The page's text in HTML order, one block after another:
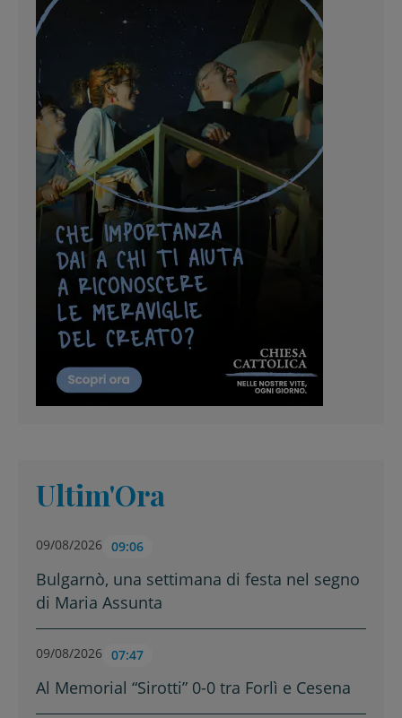
Ultim'Ora
09/08/2026 09:06
Bulgarnò, una settimana di festa nel segno
di Maria Assunta
09/08/2026 07:47
Al Memorial “Sirotti” 0-0 tra Forlì e Cesena